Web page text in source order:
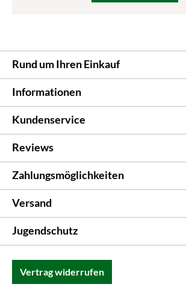
Rund um Ihren Einkauf
Informationen
Kundenservice
Reviews
Zahlungsmöglichkeiten
Versand
Jugendschutz
Vertrag widerrufen